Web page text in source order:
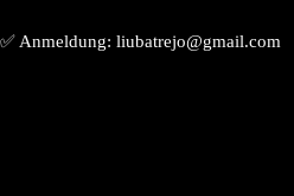
✅ Anmeldung: liubatrejo@gmail.com